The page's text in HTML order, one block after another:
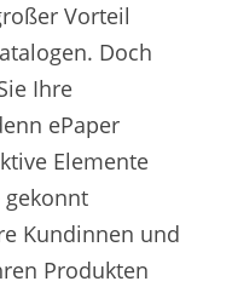
Vorteil
Doch
Ihre
ePaper
Elemente
gekonnt
Kundinnen und
Produkten